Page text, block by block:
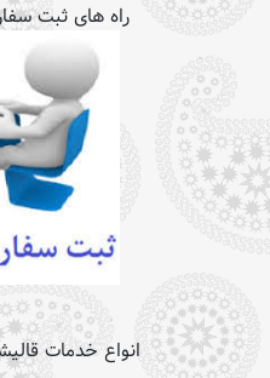
راه های ثبت
انواع خدمات